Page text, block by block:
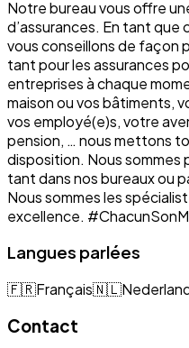
Notre bureau vous offre
d’assurances. En tant que
vous conseillons de façon
tant pour les assurances
entreprises à chaque
maison ou vos bâtiments,
vos employé(e)s, votre
pension, … nous mettons
disposition. Nous sommes
tant dans nos bureaux ou
Nous sommes les
excellence.
Langues parlées
🇫🇷Français🇳🇱
Contact